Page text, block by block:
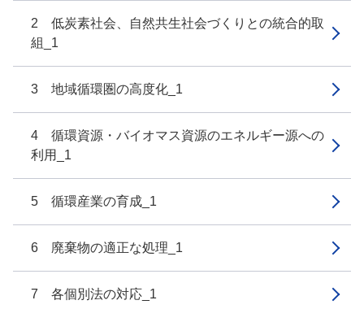
2 低炭素社会、自然共生社会づくりとの統合的取
組_1
3 地域循環圏の高度化_1
4 循環資源・バイオマス資源のエネルギー源への
利用_1
5 循環産業の育成_1
6 廃棄物の適正な処理_1
7 各個別法の対応_1